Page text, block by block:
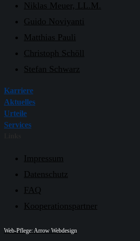
Niklas Meuer, LL.M.
Guido Noviyanti
Matthias Pauli
Christoph Schöll
Stefan Schwarz
Karriere
Aktuelles
Urteile
Services
Impressum
Datenschutz
FAQ
Kooperationspartner
Web-Pflege: Arrow Webdesign